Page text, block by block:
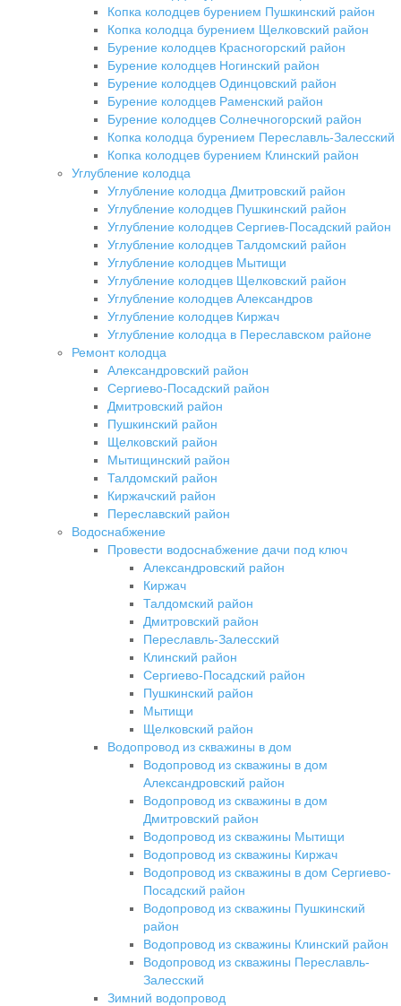
Копка колодцев бурением Пушкинский район
Копка колодца бурением Щелковский район
Бурение колодцев Красногорский район
Бурение колодцев Ногинский район
Бурение колодцев Одинцовский район
Бурение колодцев Раменский район
Бурение колодцев Солнечногорский район
Копка колодца бурением Переславль-Залесский
Копка колодцев бурением Клинский район
Углубление колодца
Углубление колодца Дмитровский район
Углубление колодцев Пушкинский район
Углубление колодцев Сергиев-Посадский район
Углубление колодцев Талдомский район
Углубление колодцев Мытищи
Углубление колодцев Щелковский район
Углубление колодцев Александров
Углубление колодцев Киржач
Углубление колодца в Переславском районе
Ремонт колодца
Александровский район
Сергиево-Посадский район
Дмитровский район
Пушкинский район
Щелковский район
Мытищинский район
Талдомский район
Киржачский район
Переславский район
Водоснабжение
Провести водоснабжение дачи под ключ
Александровский район
Киржач
Талдомский район
Дмитровский район
Переславль-Залесский
Клинский район
Сергиево-Посадский район
Пушкинский район
Мытищи
Щелковский район
Водопровод из скважины в дом
Водопровод из скважины в дом
Александровский район
Водопровод из скважины в дом
Дмитровский район
Водопровод из скважины Мытищи
Водопровод из скважины Киржач
Водопровод из скважины в дом Сергиево-
Посадский район
Водопровод из скважины Пушкинский
район
Водопровод из скважины Клинский район
Водопровод из скважины Переславль-
Залесский
Зимний водопровод